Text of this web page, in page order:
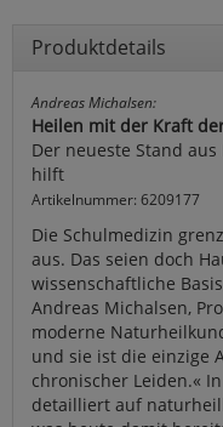
Produktdetails
Andreas Michalsen:
Heilen mit der Kraft
Der neueste Stand
hilft
Artikelnummer: 6209177
Die Schulmedizin
aus. Das seien doch
wissenschaftliche
Andreas Michalsen,
moderne
und sie ist die einzige
chronischer Leiden.«
detailliert auf